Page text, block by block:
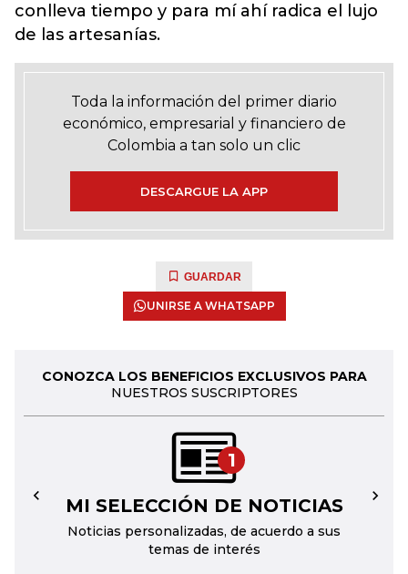
conlleva tiempo y para mí ahí radica el lujo
de las artesanías.
Toda la información del primer diario
económico, empresarial y financiero de
Colombia a tan solo un clic
DESCARGUE LA APP
GUARDAR
UNIRSE A WHATSAPP
CONOZCA LOS BENEFICIOS EXCLUSIVOS PARA
NUESTROS SUSCRIPTORES
1
MI SELECCIÓN DE NOTICIAS
Noticias personalizadas, de acuerdo a sus
temas de interés
← →